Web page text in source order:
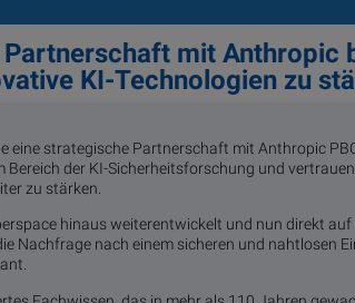
mit Anthropic
KI-Technologien zu
eine strategische Partnerschaft mit Anthropic
der KI-Sicherheitsforschung und
zu stärken.
hinaus weiterentwickelt und nun direkt
Nachfrage nach einem sicheren und nahtlosen